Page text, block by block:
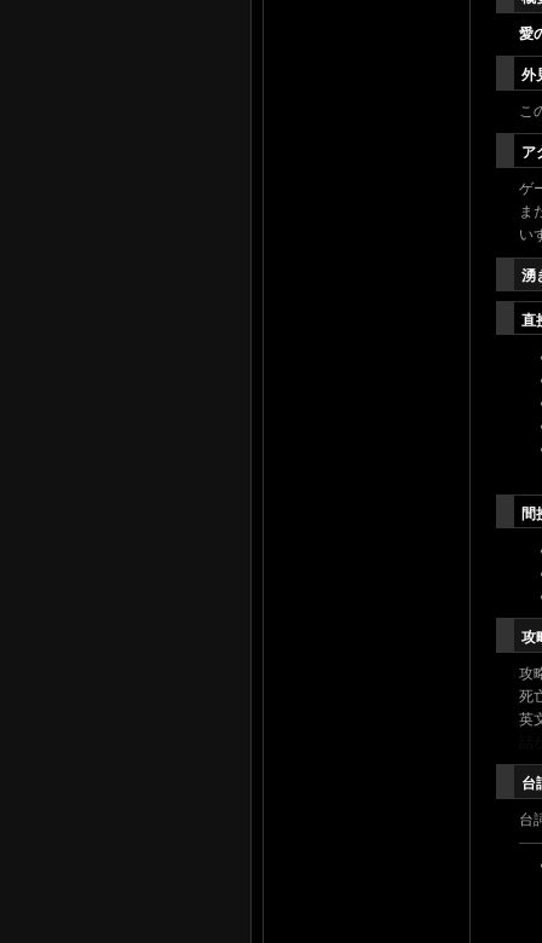
愛
外
こ
ア
ゲ
ま
い
湧
直
間
攻
攻
死
英
台
台